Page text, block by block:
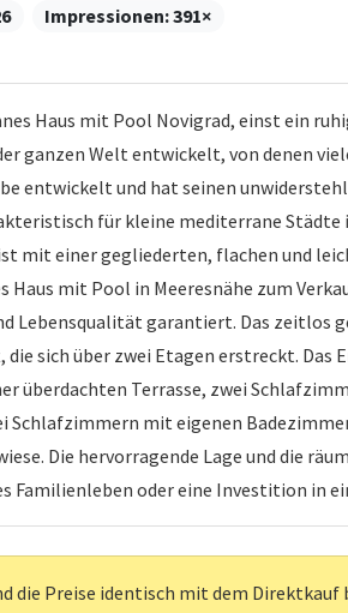
Impressionen:391×
Haus mit Pool Novigrad, einst ein
ganzen Welt entwickelt, von denen
entwickelt und hat seinen
für kleine mediterrane Städte
ist mit einer gegliederten, flachen und
mit Pool in Meeresnähe zum
Lebensqualität garantiert. Das zeitlos
sich über zwei Etagen erstreckt. Das
überdachten Terrasse, zwei
Schlafzimmern mit eigenen
Die hervorragende Lage und die
oder eine Investition in
die Preise identisch mit dem